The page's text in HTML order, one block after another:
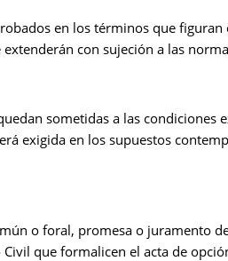
en los términos que figuran
con sujeción a las
sometidas a las
exigida en los supuestos
o foral, promesa o juramento
que formalicen el acta de